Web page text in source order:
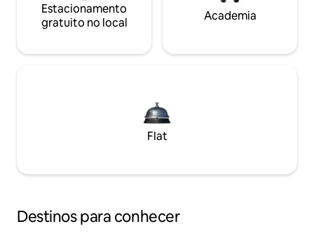
Estacionamento
gratuito no local
Academia
Flat
Destinos para conhecer